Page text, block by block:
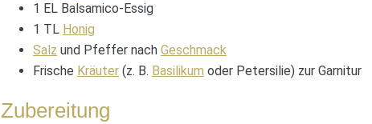
1 EL Balsamico-Essig
1 TL Honig
Salz und Pfeffer nach Geschmack
Frische Kräuter (z. B. Basilikum oder Petersilie) zur Garnitur
Zubereitung